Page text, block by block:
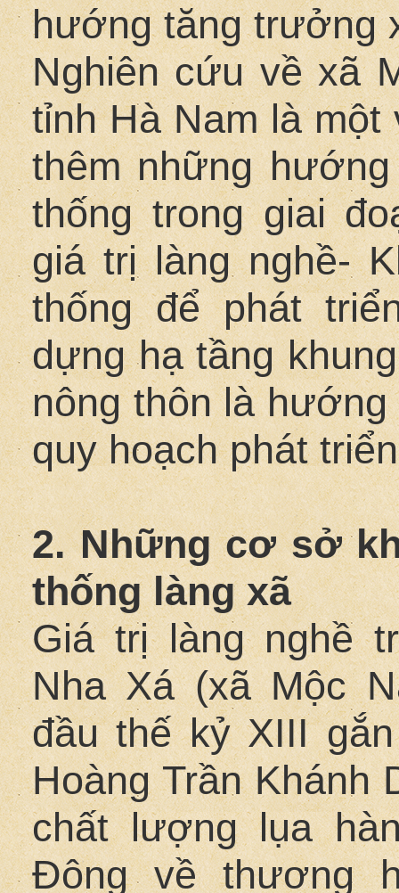
hướng tăng trưởng
Nghiên cứu về xã
tỉnh Hà Nam là
thêm những
thống trong giai
giá trị làng nghề-
thống để phát
dựng hạ tầng
nông thôn là
quy hoạch phát
2. Những cơ sở
thống làng xã
Giá trị làng nghề
Nha Xá (xã Mộc
đầu thế kỷ XIII
Hoàng Trần Khánh
chất lượng lụa
Đông về thương